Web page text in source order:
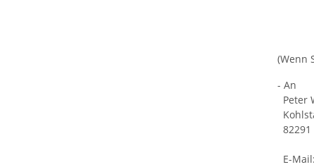
(Wenn
- An
Peter
E-